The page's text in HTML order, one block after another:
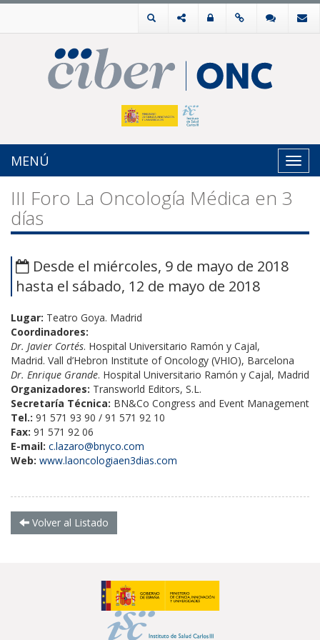
MENÚ
III Foro La Oncología Médica en 3
días
Desde el miércoles, 9 de mayo de 2018
hasta el sábado, 12 de mayo de 2018
Lugar: Teatro Goya. Madrid
Coordinadores:
Dr. Javier Cortés. Hospital Universitario Ramón y Cajal,
Madrid. Vall d’Hebron Institute of Oncology (VHIO), Barcelona
Dr. Enrique Grande. Hospital Universitario Ramón y Cajal, Madrid
Organizadores: Transworld Editors, S.L.
Secretaría Técnica: BN&Co Congress and Event Management
Tel.: 91 571 93 90 / 91 571 92 10
Fax: 91 571 92 06
E-mail: c.lazaro@bnyco.com
Web: www.laoncologiaen3dias.com
Volver al Listado